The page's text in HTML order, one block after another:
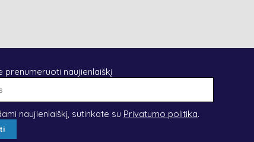
prenumeruoti naujienlaiškį
naujienlaiškį, sutinkate su Privatumo politika.